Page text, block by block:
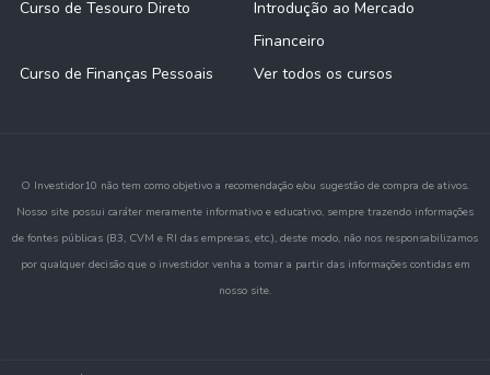
Curso de Tesouro Direto
Introdução ao Mercado
Financeiro
Curso de Finanças Pessoais
Ver todos os cursos
O Investidor10 não tem como objetivo a recomendação e/ou sugestão de compra de ativos.
Nosso site possui caráter meramente informativo e educativo, sempre trazendo informações
de fontes públicas (B3, CVM e RI das empresas, etc.), deste modo, não nos responsabilizamos
por qualquer decisão que o investidor venha a tomar a partir das informações contidas em
nosso site.